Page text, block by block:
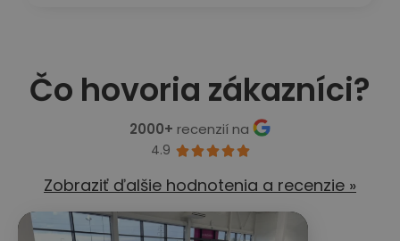
Čo hovoria zákazníci?
2000+ recenzií na
4.9 
Zobraziť ďalšie hodnotenia a recenzie »